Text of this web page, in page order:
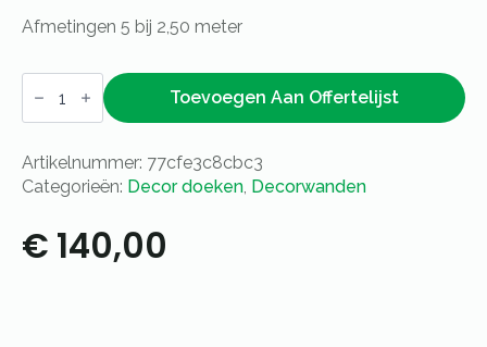
Afmetingen 5 bij 2,50 meter
Decordoek
Winter
Toevoegen Aan Offertelijst
Artikelnummer: 77cfe3c8cbc3
Categorieën: Decor doeken, Decorwanden
€ 140,00